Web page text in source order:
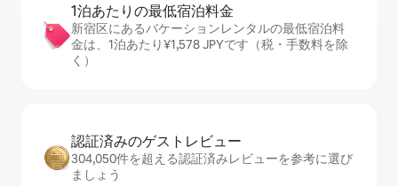
1泊あたりの最⁠低⁠宿⁠泊⁠料⁠金
新宿区にあるバケーションレンタルの最低宿泊料
金は、1泊あたり¥1,578 JPYです（税・手数料を除
く）
認証済みのゲ⁠ス⁠ト⁠レ⁠ビ⁠ュ⁠ー
304,050件を超える認証済みレビューを参考に選び
ましょう